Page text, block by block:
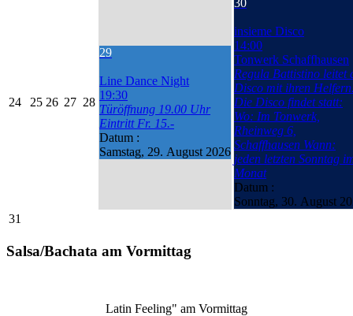
24 25 26 27 28
29
Line Dance Night
19:30
Türöffnung 19.00 Uhr
Eintritt Fr. 15.-
Datum :
Samstag, 29. August 2026
insieme Disco
14:00
Tonwerk Schaffhausen
Regula Battistino leitet
Disco mit ihren
Die Disco findet statt:
Wo: Im Tonwerk,
Rheinweg 6,
Schaffhausen Wann:
jeden letzten Sonntag
Monat
Datum :
Sonntag, 30. August
31
Salsa/Bachata am Vormittag
Latin Feeling" am Vormittag